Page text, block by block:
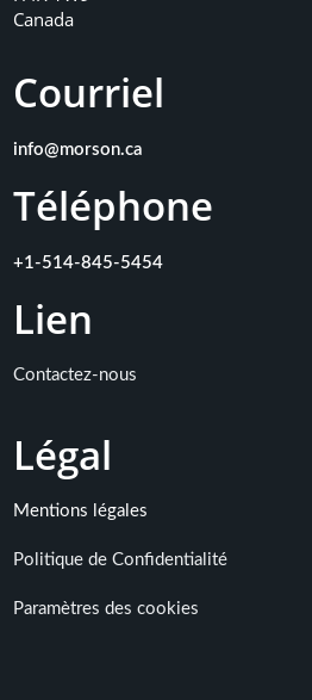
Canada
Courriel
info@morson.ca
Téléphone
+1-514-845-5454
Lien
Contactez-nous
Légal
Mentions légales
Politique de Confidentialité
Paramètres des cookies